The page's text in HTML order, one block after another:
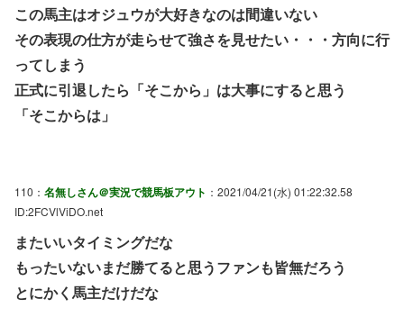
この馬主はオジュウが大好きなのは間違いない
その表現の仕方が走らせて強さを見せたい・・・方向に行
ってしまう
正式に引退したら「そこから」は大事にすると思う
「そこからは」
110： 名無しさん＠実況で競馬板アウト ：2021/04/21(水) 01:22:32.58
ID:2FCVlViDO.net
またいいタイミングだな
もったいないまだ勝てると思うファンも皆無だろう
とにかく馬主だけだな